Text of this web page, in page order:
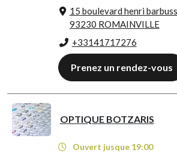
15 boulevard henri
93230 ROMAINVILLE
+33141717276
Prenez un rendez-vous
OPTIQUE BOTZARIS
Ouvert jusque 19:00